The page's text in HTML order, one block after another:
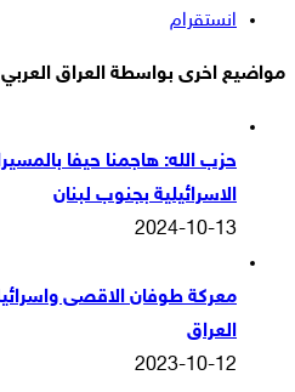
انستقرام
مواضيع اخرى بواسطة العراق العربي
حزب الله: هاجمنا حيفا
الاسرائيلية بجنوب لبنان
2024-10-13
معركة طوفان الاقصى
العراق
2023-10-12